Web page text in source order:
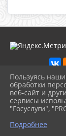
2026 г.
Вход
Карта сайта
Политика
Пользуясь
обработки
веб-сайт и
сервисы
"Госуслуги",
Подробнее